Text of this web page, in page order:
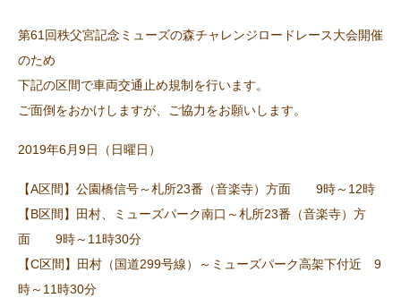
第61回秩父宮記念ミューズの森チャレンジロードレース大会開催
のため
下記の区間で車両交通止め規制を行います。
ご面倒をおかけしますが、ご協力をお願いします。
2019年6月9日（日曜日）
【A区間】公園橋信号～札所23番（音楽寺）方面 9時～12時
【B区間】田村、ミューズパーク南口～札所23番（音楽寺）方
面 9時～11時30分
【C区間】田村（国道299号線）～ミューズパーク高架下付近 9
時～11時30分